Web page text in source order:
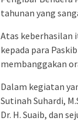
tahunan yang
Atas keberhasilan
kepada para
membanggakan
Dalam kegiatan
Sutinah Suhardi,
Dr. H. Suaib, dan